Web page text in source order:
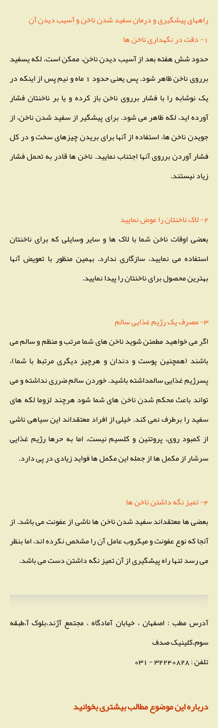
راههای پیشگیری و درمان سفید شدن ناخن و آسیب دیدن آن
1- دقت در نگهداری ناخن ها
حدود شش هفته بعد از آسیب دیدن ناخن، ممکن است، لکه یسفید
برروی ناخن ظاهر شود. پس یعنی حدود 1 ماه و نیم پس از اینکه در
یک نوشابه را با فشار برروی ناخن باز کرده و یا بر ناخنتان فشار
آورده اید، لکه ظاهر می شود. برای پیشگیر از سفید شدن ناخن، از
جویدن ناخن ها، استفاده از آنها برای بریدن چیزهای سخت و در کل
فشار آوردن برروی آنها اجتناب نمایید. ناخن ها قادر به تحمل فشار
زیاد نیستند.
2- لاک ناخنتان را عوض نمایید
بعضی اوقات ناخن شما با لاک ها و سایر وسایلی که برای ناخنتان
استفاده می نمایید، سازگاری ندارد. بهمین منظور با تعویض آنها
بهترین محصول برای ناخنتان را پیدا نمایید.
3- مصرف یک رژیم غذایی سالم
اگر می خواهید مطمئن شوید ناخن های شما مرتب و منظم و سالم می
باشند (همچنین پوست و دندان و هرچیز دیگری مرتبط با شما)،
پسرژیم غذایی سالمداشته باشید. خوردن سالم ضرری نداشته و می
تواند باعث محکم شدن ناخن های شما شود هرچند لزوما لکه های
سفید را برطرف نمی کند. خیلی از افراد معتقداند این سیاهی ناشی
از کمبود روی، پروتئین و کلسیم نیست، اما به حرها رژیم غذایی
سرشار از مکمل ها از جمله این مکمل ها فواید زیادی در پی دارد.
4- تمیز نگه داشتن ناخن ها
بعضی ها معتقداند سفید شدن ناخن ها ناشی از عفونت می باشد. از
آنجا که نوع عفونت و میکروب عامل آن را مشخص نکرده اند، اما بنظر
می رسد تنها راه پیشگیری از آن تمیز نگه داشتن دست می باشد.
آدرس مطب : اصفهان ، خیابان آمادگاه ، مجتمع آژند،بلوک آ،طبقه
سوم،کلینیک صدف
تلفن : 32240828 - 031
درباره این موضوع مطالب بیشتری بخوانید